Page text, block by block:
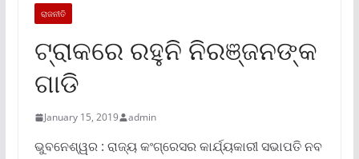
ରାଜନୀତି
ଟ୍ରାକରେ ରହୁନି ନିରଞ୍ଜନଙ୍କ
ଗାଡି
January 15, 2019 admin
ଭୁବନେଶ୍ୱର : ରାଜ୍ୟ କଂଗ୍ରେସର କାର୍ଯ୍ୟକାରୀ ସଭାପତି ନବ